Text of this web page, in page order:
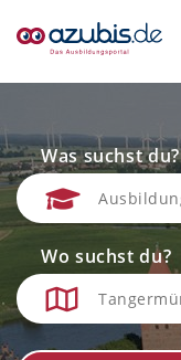
Was suchst du?
Wo suchst du?